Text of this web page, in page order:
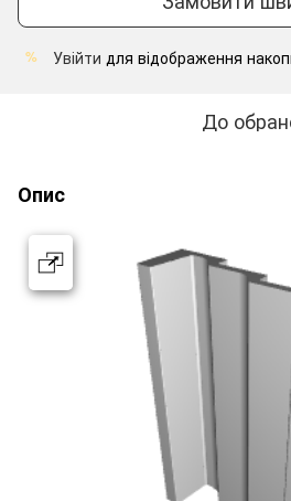
% Увійти для відображення
До
Опис